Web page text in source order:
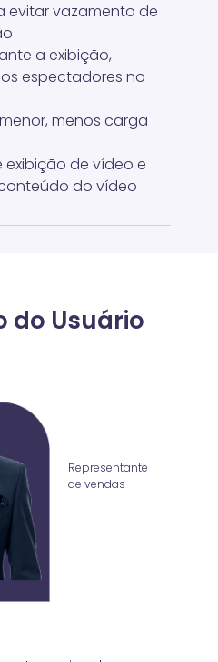
evitar vazamento de
a exibição,
espectadores no
menos carga
exibição de vídeo e
do vídeo
do Usuário
Representante
de vendas